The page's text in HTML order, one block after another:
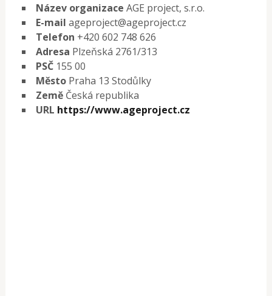
Název organizace AGE project, s.r.o.
E-mail ageproject@ageproject.cz
Telefon +420 602 748 626
Adresa Plzeňská 2761/313
PSČ 155 00
Město Praha 13 Stodůlky
Země Česká republika
URL https://www.ageproject.cz